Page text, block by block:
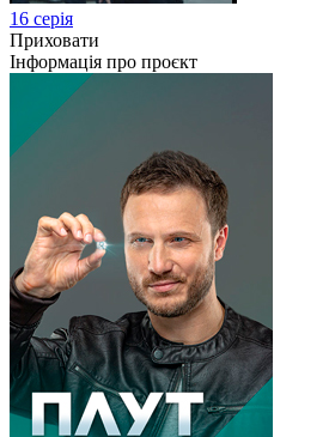
16 серія
Приховати
Інформація про проєкт